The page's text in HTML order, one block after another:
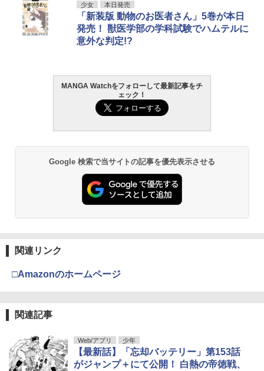
少女 本日発売
「新装版 動物のお医者さん」5巻が本日
発売！ 獣医学部の学科試験でハムテルに
意外な判定!?
MANGA Watchをフォローして最新記事をチ
ェック！
Google 検索で当サイトの記事を優先表示させる
関連リンク
□Amazonのホームページ
関連記事
Web/アプリ 少年
【最新話】「忘却バッテリー」第153話
がジャンプ＋にて公開！ 白熱の帝徳戦、